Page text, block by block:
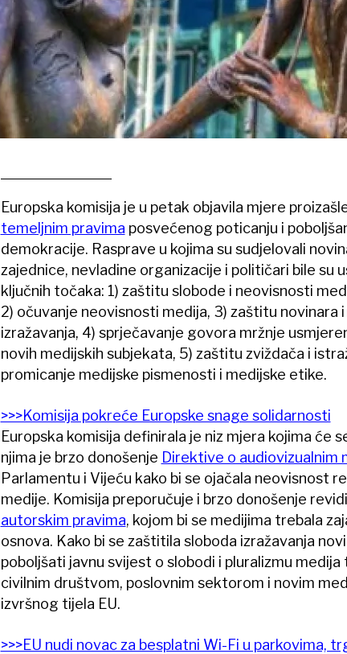
Europska komisija je u petak objavila mjere
temeljnim pravima posvećenog poticanju i
demokracije. Rasprave u kojima su sudjelovali
zajednice, nevladine organizacije i političari bile su
ključnih točaka: 1) zaštitu slobode i neovisnosti
2) očuvanje neovisnosti medija, 3) zaštitu novinara
izražavanja, 4) sprječavanje govora mržnje
novih medijskih subjekata, 5) zaštitu zviždača i
promicanje medijske pismenosti i medijske etike.
>>>Komisija pokreće Europske snage solidarnosti
Europska komisija definirala je niz mjera kojima će
njima je brzo donošenje Direktive o audiovizualnim
Parlamentu i Vijeću kako bi se ojačala neovisnost
medije. Komisija preporučuje i brzo donošenje
autorskim pravima, kojom bi se medijima trebala
osnova. Kako bi se zaštitila sloboda izražavanja
poboljšati javnu svijest o slobodi i pluralizmu
civilnim društvom, poslovnim sektorom i novim
izvršnog tijela EU.
>>>EU nudi novac za besplatni Wi-Fi u parkovima,